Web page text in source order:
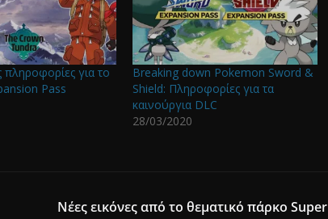
πληροφορίες για το
Pass
Breaking down Pokemon Sword &
Shield: Πληροφορίες για τα
καινούργια DLC
28/03/2020
Νέες εικόνες από το θεματικό πάρκο Super